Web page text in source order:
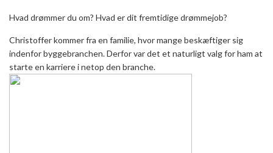
Hvad drømmer du om? Hvad er dit fremtidige drømmejob?
Christoffer kommer fra en familie, hvor mange beskæftiger sig
indenfor byggebranchen. Derfor var det et naturligt valg for ham at
starte en karriere i netop den branche.